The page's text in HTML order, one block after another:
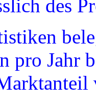
des
pro Jahr